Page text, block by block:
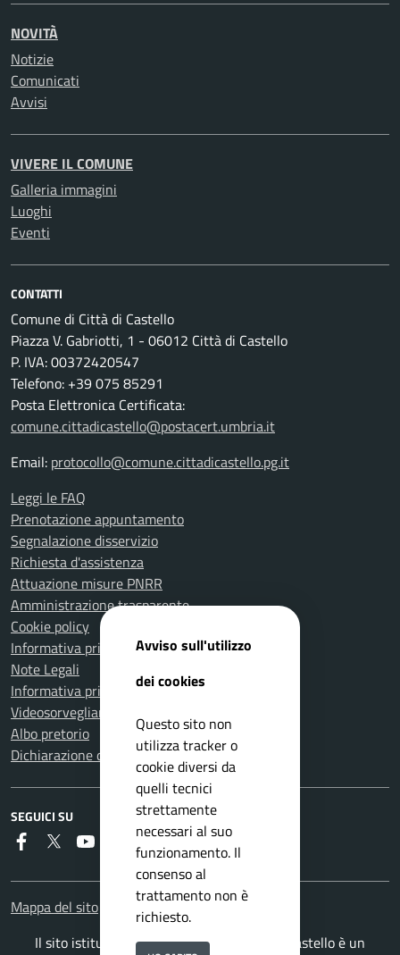
NOVITÀ
Notizie
Comunicati
Avvisi
VIVERE IL COMUNE
Galleria immagini
Luoghi
Eventi
CONTATTI
Comune di Città di Castello
Piazza V. Gabriotti, 1 - 06012 Città di Castello
P. IVA: 00372420547
Telefono: +39 075 85291
Posta Elettronica Certificata:
comune.cittadicastello@postacert.umbria.it
Email: protocollo@comune.cittadicastello.pg.it
Leggi le FAQ
Prenotazione appuntamento
Segnalazione disservizio
Richiesta d'assistenza
Attuazione misure PNRR
Amministrazione trasparente
Cookie policy
Informativa privacy
Note Legali
Informativa privacy Polizia Locale
Videosorveglianza e privacy
Albo pretorio
Dichiarazione di accessibilità
SEGUICI SU
Faceboook
Twitter YoutubeInstagram
RSS
Mappa del sito
Il sito istituzionale del Comune di Città di Castello è un
Avviso sull'utilizzo
dei cookies
Questo sito non
utilizza tracker o
cookie diversi da
quelli tecnici
strettamente
necessari al suo
funzionamento. Il
consenso al
trattamento non è
richiesto.